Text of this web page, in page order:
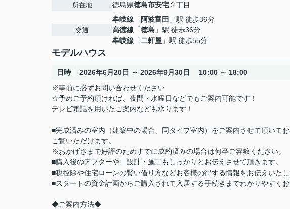
所在地 徳島県徳島市安宅２丁目
交通
牟岐線 「 阿波富田 」駅 徒歩36分
高徳線 「徳島 」駅 徒歩36分
牟岐線 「二軒屋 」駅 徒歩55分
モデルハウス
日時
2026年6月20日 ～ 2026年9月30日 10:00 ～ 18:00
※事前に必ずお問い合わせください
☆予めご予約頂ければ、夜間・水曜日などでもご案内可能です！
テレビ電話を用いたご案内なども承ります！
■完成済みの室内（建築中の場合、同タイプ室内）をご案内させて頂いて
ご覧いただけます。
※おかげさまで好評のためすでに成約済みの場合は何卒ご容赦ください。
■購入後のアフターや、設計・施工もしっかりとお伝えさせて頂きます。
■税控除や住宅ローンの賢い借り方などお客様の得する情報をお伝えいたし
■スタートの資金計画からご購入されて入居する手続きまでわかりやすくお
◆ご案内方法◆